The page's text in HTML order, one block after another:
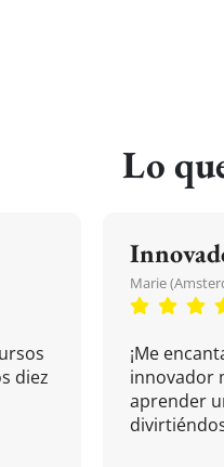
Lo
diez
Marie
¡Me
innovador
aprender